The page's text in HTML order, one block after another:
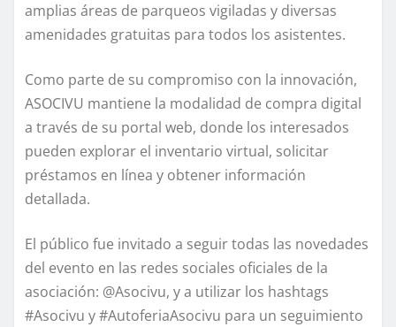
amplias áreas de parqueos vigiladas y diversas
amenidades gratuitas para todos los asistentes.
Como parte de su compromiso con la innovación,
ASOCIVU mantiene la modalidad de compra digital
a través de su portal web, donde los interesados
pueden explorar el inventario virtual, solicitar
préstamos en línea y obtener información
detallada.
El público fue invitado a seguir todas las novedades
del evento en las redes sociales oficiales de la
asociación: @Asocivu, y a utilizar los hashtags
#Asocivu y #AutoferiaAsocivu para un seguimiento